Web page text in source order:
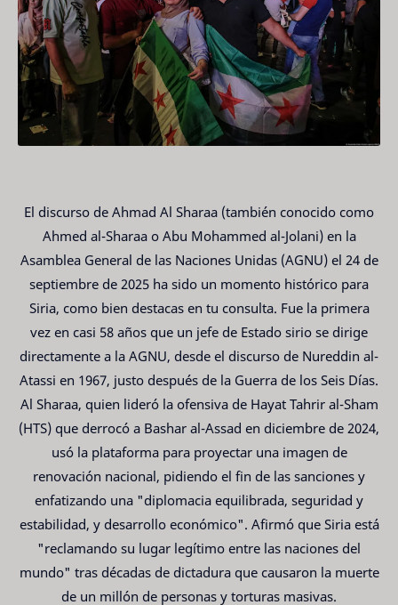
El discurso de Ahmad Al Sharaa (también conocido como
Ahmed al-Sharaa o Abu Mohammed al-Jolani) en la
Asamblea General de las Naciones Unidas (AGNU) el 24 de
septiembre de 2025 ha sido un momento histórico para
Siria, como bien destacas en tu consulta. Fue la primera
vez en casi 58 años que un jefe de Estado sirio se dirige
directamente a la AGNU, desde el discurso de Nureddin al-
Atassi en 1967, justo después de la Guerra de los Seis Días.
Al Sharaa, quien lideró la ofensiva de Hayat Tahrir al-Sham
(HTS) que derrocó a Bashar al-Assad en diciembre de 2024,
usó la plataforma para proyectar una imagen de
renovación nacional, pidiendo el fin de las sanciones y
enfatizando una "diplomacia equilibrada, seguridad y
estabilidad, y desarrollo económico". Afirmó que Siria está
"reclamando su lugar legítimo entre las naciones del
mundo" tras décadas de dictadura que causaron la muerte
de un millón de personas y torturas masivas.